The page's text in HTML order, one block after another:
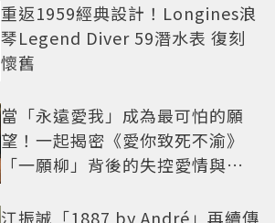
重返1959經典設計！Longines浪
琴Legend Diver 59潛水表 復刻
懷舊
當「永遠愛我」成為最可怕的願
望！一起揭密《愛你致死不渝》
「一願柳」背後的失控愛情與爆
江振誠「1887 by André」再續傳